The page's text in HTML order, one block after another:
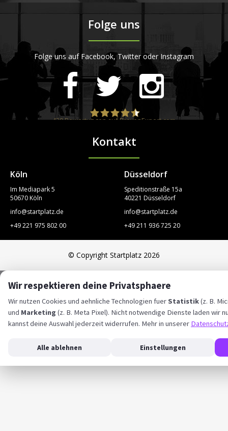
Folge uns
Folge uns auf Facebook, Twitter oder Instagram
STARTPLATZ
420Bewertungen auf ProvenExpert.com
Kontakt
Köln
Im Mediapark 5
50670 Köln
info@startplatz.de
+49 221 975 802 00
Düsseldorf
Speditionstraße 15a
40221 Düsseldorf
info@startplatz.de
+49 211 936 725 20
© Copyright Startplatz 2026
Wir respektieren deine Privatsphaere
Wir nutzen Cookies und aehnliche Technologien fuerStatistik(z. B.
und Marketing (z. B. Meta Pixel). Nicht notwendige Dienste laden wir
kannst deine Auswahl jederzeit widerrufen. Mehr in unserer
Alle ablehnen Einstellungen